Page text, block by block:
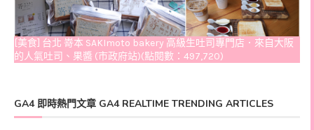
[美食] 台北 嵜本 SAKImoto bakery 高級生吐司專門店．來自大阪
的人氣吐司、果醬 (市政府站)(點閱數：497,720)
GA4 即時熱門文章 GA4 REALTIME TRENDING ARTICLES